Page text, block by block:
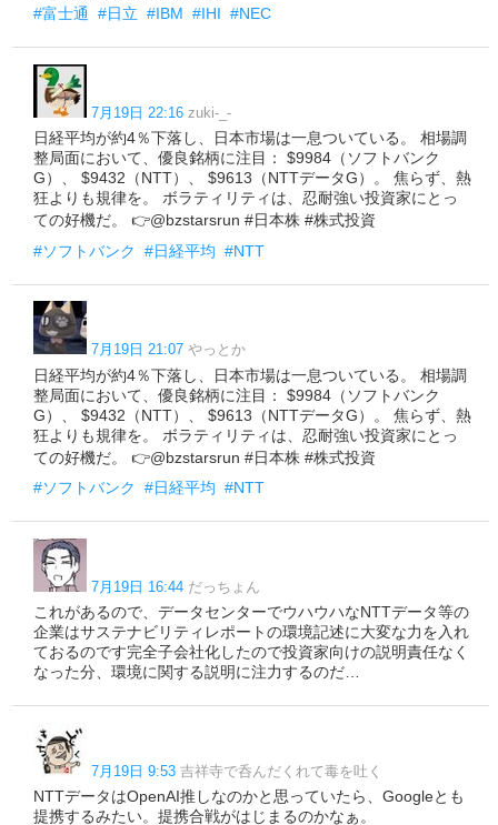
#富士通
#日立 #IBM #IHI #NEC
7月19日 22:16 zuki-_-
日経平均が約4％下落し、日本市場は一息ついている。 相場調
整局面において、優良銘柄に注目： $9984（ソフトバンク
G）、 $9432（NTT）、 $9613（NTTデータG）。 焦らず、熱
狂よりも規律を。 ボラティリティは、忍耐強い投資家にとっ
ての好機だ。 👉@bzstarsrun #日本株 #株式投資
#ソフトバンク
#日経平均 #NTT
7月19日 21:07 やっとか
日経平均が約4％下落し、日本市場は一息ついている。 相場調
整局面において、優良銘柄に注目： $9984（ソフトバンク
G）、 $9432（NTT）、 $9613（NTTデータG）。 焦らず、熱
狂よりも規律を。 ボラティリティは、忍耐強い投資家にとっ
ての好機だ。 👉@bzstarsrun #日本株 #株式投資
#ソフトバンク
#日経平均 #NTT
7月19日 16:44 だっちょん
これがあるので、データセンターでウハウハなNTTデータ等の
企業はサステナビリティレポートの環境記述に大変な力を入れ
ておるのです完全子会社化したので投資家向けの説明責任なく
なった分、環境に関する説明に注力するのだ…
7月19日 9:53 吉祥寺で呑んだくれて毒を吐く
NTTデータはOpenAI推しなのかと思っていたら、Googleとも
提携するみたい。提携合戦がはじまるのかなぁ。